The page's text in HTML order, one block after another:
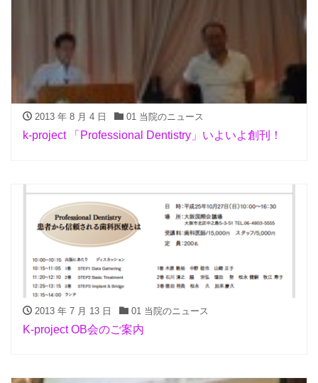
2013 年 8 月 4 日 01 当院のニュース
k-project 「Professional Dentistry」いよいよ創刊！
2013 年 7 月 13 日 01 当院のニュース
K-project OB会のご案内